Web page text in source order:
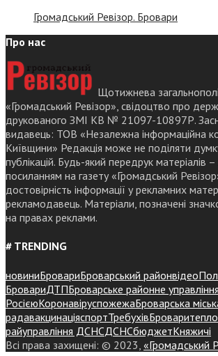
Громадський Ревізор. Бровари
Про нас
Щотижнева
«Громадський Ревізор», свідоцтво про
друкованого ЗМІ КВ № 21097-10897Р.
видавець: ТОВ «Незалежна інформаційна
Київщини» Редакція може не поділяти
публікацій. Будь-який передрук матеріалів
посиланням на газету «Громадський
достовірність інформації у рекламних
рекламодавець. Матеріали, позначені
на правах реклами.
# TRENDING
новиниБровариБроварський районвідео
БровариДТПБроварське районне управління
РосієюКоронавіруспожежаБроварська
радавакцинаціяспортТребухів
райуправління ДСНСДСНСбюджетКняжичі
Всі права захищені: © 2023, «Громадський